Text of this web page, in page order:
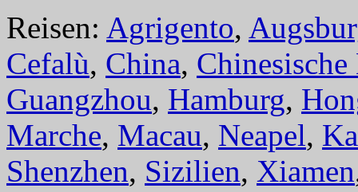
Reisen: Agrigento,
Cefalù, China, Chinesische
Guangzhou, Hamburg,
Marche, Macau, Neapel,
Shenzhen, Sizilien, Xiamen